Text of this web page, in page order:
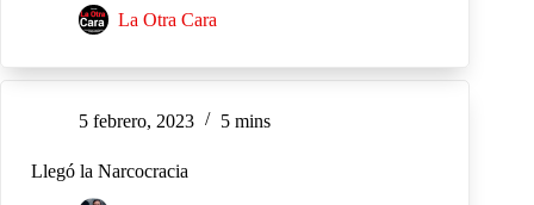
La Otra Cara
5 febrero, 2023 5 mins
Llegó la Narcocracia